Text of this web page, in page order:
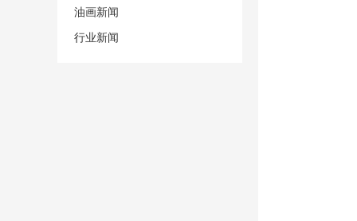
油画新闻
行业新闻